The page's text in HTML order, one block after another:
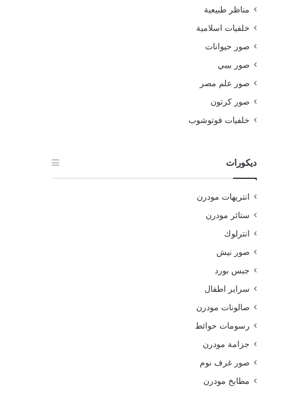
مناظر طبيعية
خلفيات اسلامية
صور حيوانات
صور بيبي
صور علم مصر
صور كرتون
خلفيات فوتوشوب
ديكورات
انتريهات مودرن
ستائر مودرن
انترلوك
صور نيش
جبس بورد
سراير اطفال
صالونات مودرن
رسومات حوائط
جزامة مودرن
صور غرف نوم
مطابخ مودرن